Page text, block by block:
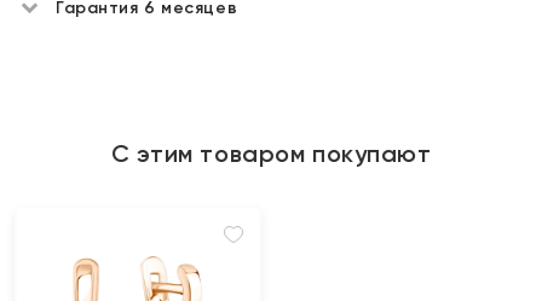
Гарантия 6 месяцев
С этим товаром покупают